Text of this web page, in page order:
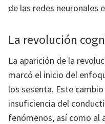
de las redes neuronales
La revolución
La aparición de la
marcó el inicio del
los sesenta. Este
insuficiencia del
fenómenos, así como al